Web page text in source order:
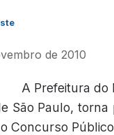
de 2010
A Prefeitura do
São Paulo,
Concurso